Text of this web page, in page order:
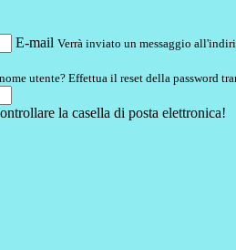
E-mail Verrà inviato un messaggio
utente? Effettua il reset della password
la casella di posta elettronica!